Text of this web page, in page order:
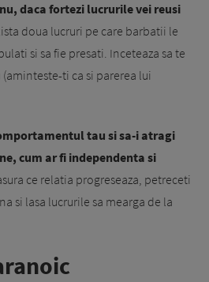
daca fortezi lucrurile vei reusi
doua lucruri pe care barbatii le
si sa fie presati. Inceteaza sa te
ti ca si parerea lui
tau si sa-i atragi
cum ar fi independenta si
ce relatia progreseaza, petreceti
si lasa lucrurile sa mearga de la